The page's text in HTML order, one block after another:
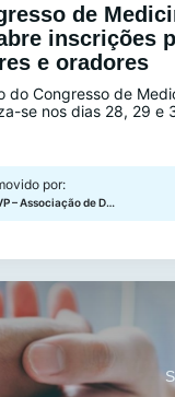
de
inscrições
e oradores
do Congresso de
se nos dias 28, 29 e
por:
ADPVP – Associação de Defesa do Património de Vilar de Perdizes